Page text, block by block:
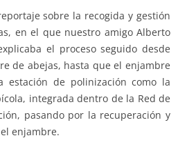
sobre la recogida y gestión
en el que nuestro amigo Alberto
el proceso seguido desde
de abejas, hasta que el enjambre
estación de polinización como la
integrada dentro de la Red de
pasando por la recuperación y
enjambre.